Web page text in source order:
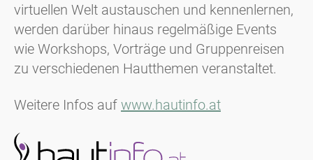
virtuellen Welt austauschen und kennenlernen,
werden darüber hinaus regelmäßige Events
wie Workshops, Vorträge und Gruppenreisen
zu verschiedenen Hautthemen veranstaltet.
Weitere Infos auf www.hautinfo.at